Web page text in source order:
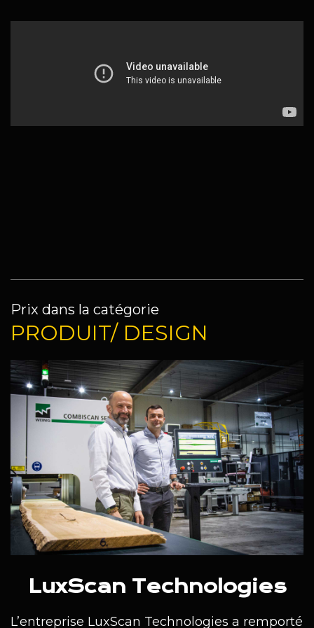
Prix dans la catégorie
PRODUIT/ DESIGN
LuxScan Technologies
L’entreprise LuxScan Technologies a remporté